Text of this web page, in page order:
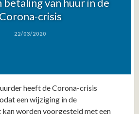
betaling van huur in de
Corona-crisis
22/03/2020
heeft de Corona-crisis
een wijziging in de
worden voorgesteld met een